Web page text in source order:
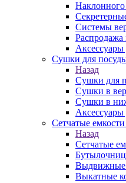
Системы
Сушки для
Назад
Сушки для
Сушки в
Сушки в
Сетчатые
Назад
Сетчатые
Выдвижные
Выкатные